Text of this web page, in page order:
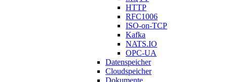
HTTP
RFC1006
ISO-on-TCP
Kafka
NATS.IO
OPC-UA
Datenspeicher
Cloudspeicher
Dokumente